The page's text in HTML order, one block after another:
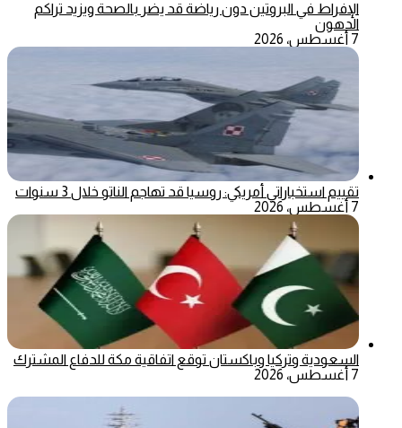
الإفراط في البروتين دون رياضة قد يضر بالصحة ويزيد تراكم
الدهون
7 أغسطس، 2026
تقييم استخباراتي أمريكي: روسيا قد تهاجم الناتو خلال 3 سنوات
7 أغسطس، 2026
السعودية وتركيا وباكستان توقع اتفاقية مكة للدفاع المشترك
7 أغسطس، 2026